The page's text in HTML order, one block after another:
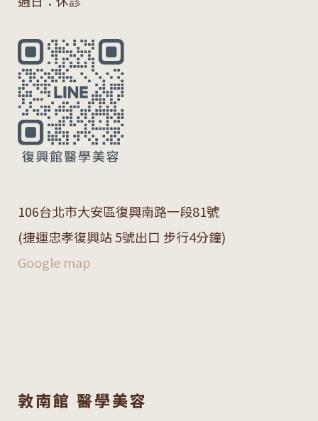
106台北市大安區復興南路一段81號
(捷運忠孝復興站 5號出口 步行4分鐘)
Google map
敦南館 醫學美容